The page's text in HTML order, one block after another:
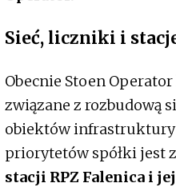
Sieć, liczniki i
Obecnie Stoen
związane z rozbudową
obiektów infrastruktury
priorytetów spółki jest
stacji RPZ Falenica i